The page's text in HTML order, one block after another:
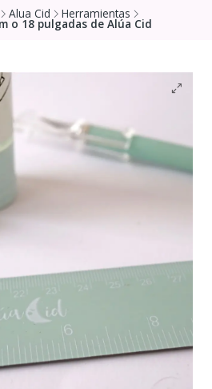
Alua Cid Herramientas
o 18 pulgadas de Alúa Cid